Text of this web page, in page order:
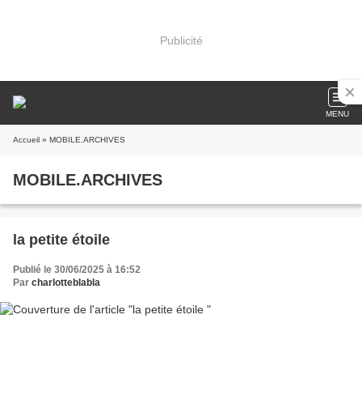
Publicité
MENU
Accueil » MOBILE.ARCHIVES
MOBILE.ARCHIVES
la petite étoile
Publié le 30/06/2025 à 16:52
Par charlotteblabla